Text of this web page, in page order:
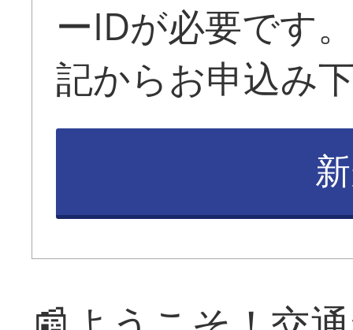
ーIDが必要です
記からお申込み